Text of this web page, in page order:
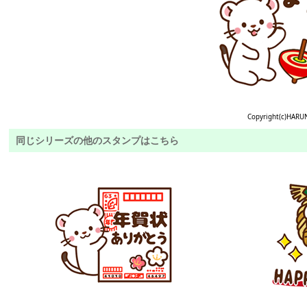
同じシリーズの他のスタンプはこちら